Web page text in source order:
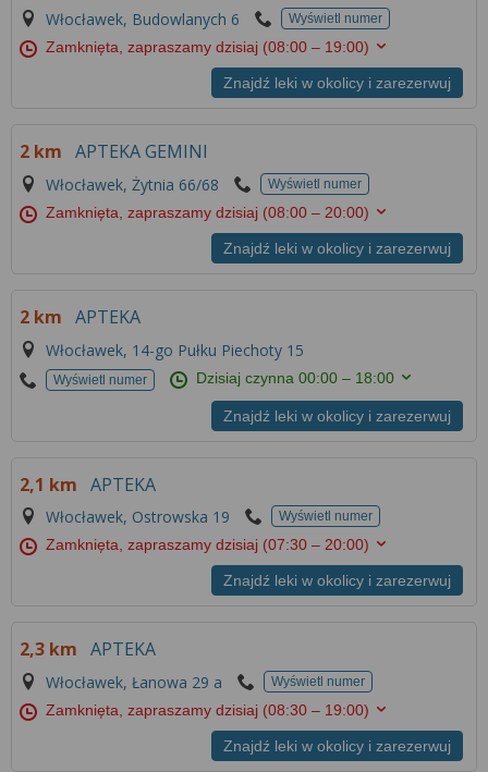
Włocławek, Budowlanych 6 Wyświetl numer
Zamknięta, zapraszamy dzisiaj (08:00 – 19:00)
Znajdź leki w okolicy i zarezerwuj
2 km APTEKA GEMINI
Włocławek, Żytnia 66/68 Wyświetl numer
Zamknięta, zapraszamy dzisiaj (08:00 – 20:00)
Znajdź leki w okolicy i zarezerwuj
2 km APTEKA
Włocławek, 14-go Pułku Piechoty 15
Wyświetl numer Dzisiaj czynna00:00 – 18:00
Znajdź leki w okolicy i zarezerwuj
2,1 km APTEKA
Włocławek, Ostrowska 19 Wyświetl numer
Zamknięta, zapraszamy dzisiaj (07:30 – 20:00)
Znajdź leki w okolicy i zarezerwuj
2,3 km APTEKA
Włocławek, Łanowa 29 a Wyświetl numer
Zamknięta, zapraszamy dzisiaj (08:30 – 19:00)
Znajdź leki w okolicy i zarezerwuj